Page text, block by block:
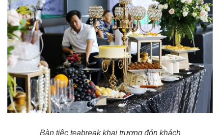
Bàn tiệc teabreak khai trương đón khách